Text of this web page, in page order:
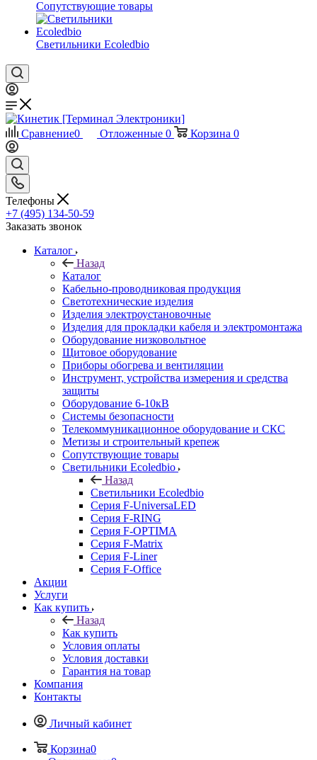
Сопутствующие товары
Светильники Ecoledbio
Сравнение0 Отложенные 0 Корзина 0
Телефоны
+7 (495) 134-50-59
Заказать звонок
Каталог
Назад
Каталог
Кабельно-проводниковая продукция
Светотехнические изделия
Изделия электроустановочные
Изделия для прокладки кабеля и электромонтажа
Оборудование низковольтное
Щитовое оборудование
Приборы обогрева и вентиляции
Инструмент, устройства измерения и средства
защиты
Оборудование 6-10кВ
Системы безопасности
Телекоммуникационное оборудование и СКС
Метизы и строительный крепеж
Сопутствующие товары
Светильники Ecoledbio
Назад
Светильники Ecoledbio
Серия F-UniversaLED
Серия F-RING
Серия F-OPTIMA
Серия F-Matrix
Серия F-Liner
Серия F-Office
Акции
Услуги
Как купить
Назад
Как купить
Условия оплаты
Условия доставки
Гарантия на товар
Компания
Контакты
Личный кабинет
Корзина0